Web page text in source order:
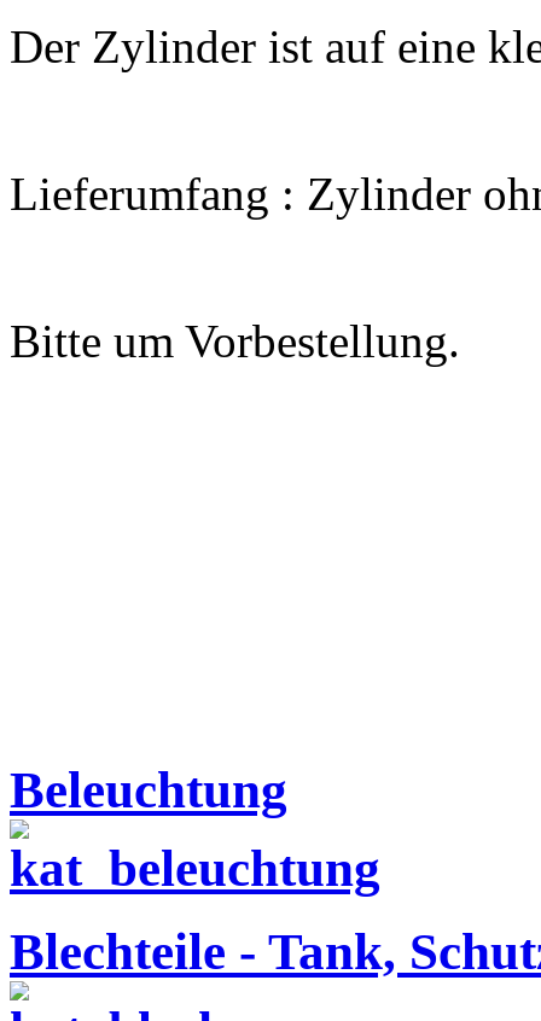
Der Zylinder ist auf eine
Lieferumfang : Zylinder
Bitte um Vorbestellung.
Beleuchtung
Blechteile - Tank,